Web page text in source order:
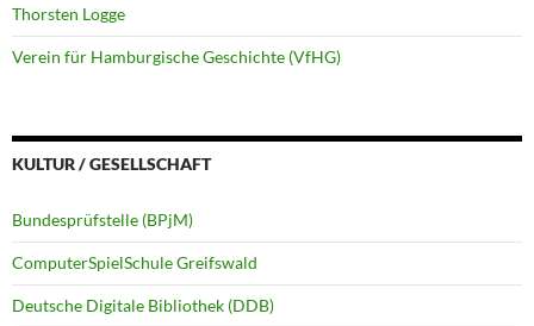
Thorsten Logge
Verein für Hamburgische Geschichte (VfHG)
KULTUR / GESELLSCHAFT
Bundesprüfstelle (BPjM)
ComputerSpielSchule Greifswald
Deutsche Digitale Bibliothek (DDB)